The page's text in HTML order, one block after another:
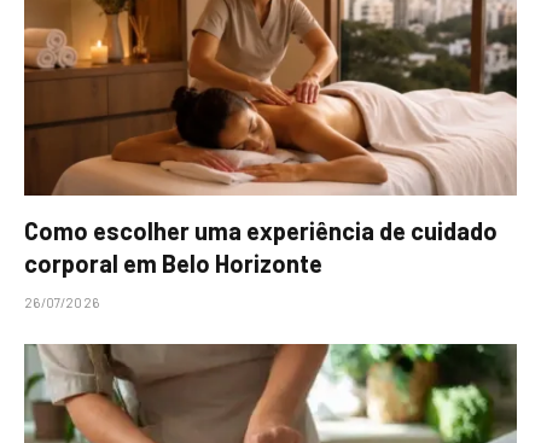
Como escolher uma experiência de cuidado
corporal em Belo Horizonte
26/07/2026